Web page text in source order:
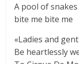
A pool of
bite me bite me
«Ladies and
Be heartlessly